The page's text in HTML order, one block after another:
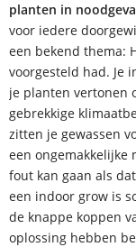
planten in
voor iedere
een bekend thema:
voorgesteld had. Je
je planten vertonen
gebrekkige
zitten je gewassen
een ongemakkelijke
fout kan gaan als
een indoor grow is
de knappe koppen
oplossing hebben